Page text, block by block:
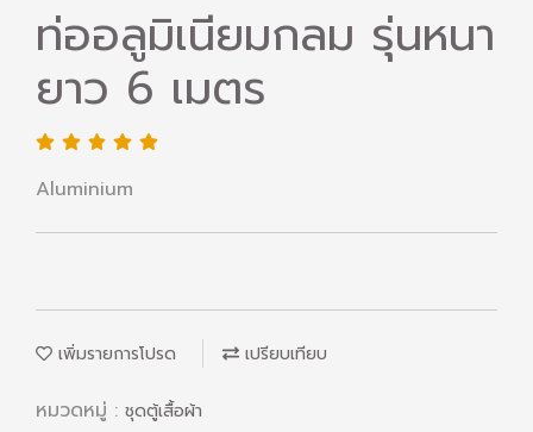
ท่ออลูมิเนียมกลม รุ่นหนา
ยาว 6 เมตร
Aluminium
เพิ่มรายการโปรด เปรียบเทียบ
หมวดหมู่ : ชุดตู้เสื้อผ้า